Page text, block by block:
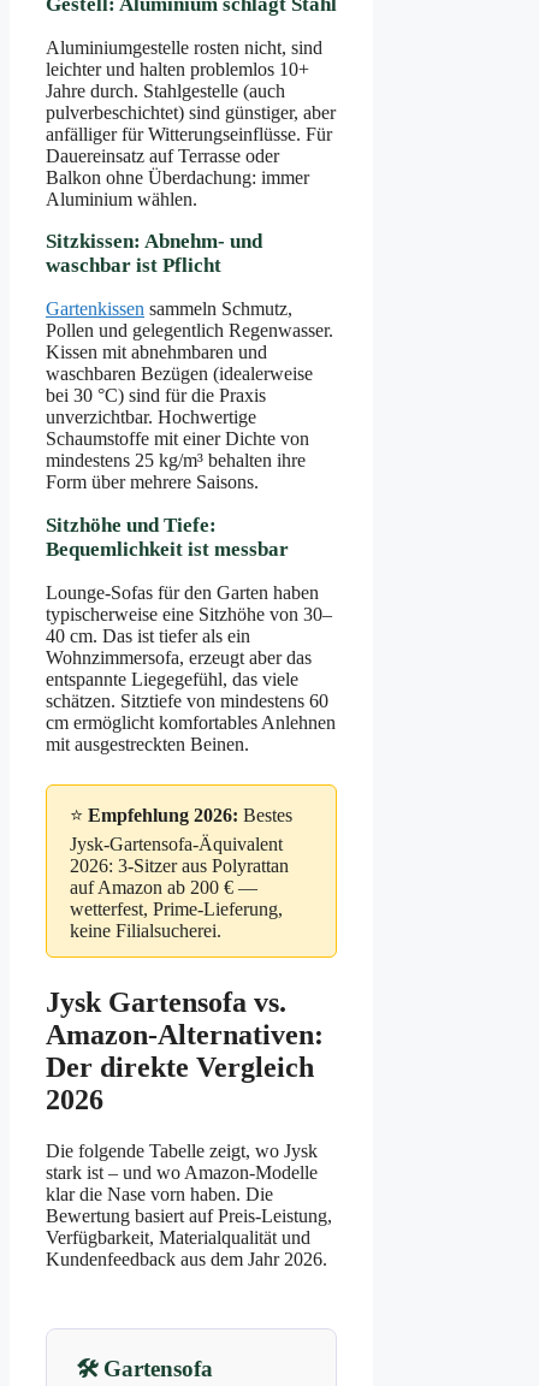
Aluminiumgestelle rosten nicht, sind
leichter und halten problemlos 10+
Jahre durch. Stahlgestelle (auch
pulverbeschichtet) sind günstiger, aber
anfälliger für Witterungseinflüsse. Für
Dauereinsatz auf Terrasse oder
Balkon ohne Überdachung: immer
Aluminium wählen.
Sitzkissen: Abnehm- und
waschbar ist Pflicht
Gartenkissen sammeln Schmutz,
Pollen und gelegentlich Regenwasser.
Kissen mit abnehmbaren und
waschbaren Bezügen (idealerweise
bei 30 °C) sind für die Praxis
unverzichtbar. Hochwertige
Schaumstoffe mit einer Dichte von
mindestens 25 kg/m³ behalten ihre
Form über mehrere Saisons.
Sitzhöhe und Tiefe:
Bequemlichkeit ist messbar
Lounge-Sofas für den Garten haben
typischerweise eine Sitzhöhe von 30–
40 cm. Das ist tiefer als ein
Wohnzimmersofa, erzeugt aber das
entspannte Liegegefühl, das viele
schätzen. Sitztiefe von mindestens 60
cm ermöglicht komfortables Anlehnen
mit ausgestreckten Beinen.
⭐Empfehlung 2026: Bestes
Jysk-Gartensofa-Äquivalent
2026: 3-Sitzer aus Polyrattan
auf Amazon ab 200 € —
wetterfest, Prime-Lieferung,
keine Filialsucherei.
Jysk Gartensofa vs.
Amazon-Alternativen:
Der direkte Vergleich
2026
Die folgende Tabelle zeigt, wo Jysk
stark ist – und wo Amazon-Modelle
klar die Nase vorn haben. Die
Bewertung basiert auf Preis-Leistung,
Verfügbarkeit, Materialqualität und
Kundenfeedback aus dem Jahr 2026.
🛠️ Gartensofa